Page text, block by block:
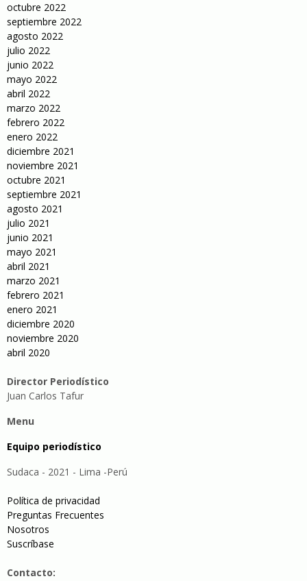
octubre 2022
septiembre 2022
agosto 2022
julio 2022
junio 2022
mayo 2022
abril 2022
marzo 2022
febrero 2022
enero 2022
diciembre 2021
noviembre 2021
octubre 2021
septiembre 2021
agosto 2021
julio 2021
junio 2021
mayo 2021
abril 2021
marzo 2021
febrero 2021
enero 2021
diciembre 2020
noviembre 2020
abril 2020
Director Periodístico
Juan Carlos Tafur
Menu
Equipo periodístico
Sudaca - 2021 - Lima -Perú
Política de privacidad
Preguntas Frecuentes
Nosotros
Suscríbase
Contacto: